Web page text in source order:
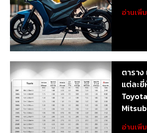
อ่านเพิ่
ตาราง
แต่ละ
อ่านเพิ่